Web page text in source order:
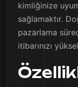
kimliğinize
sağlamaktır.
pazarlama
itibarınızı